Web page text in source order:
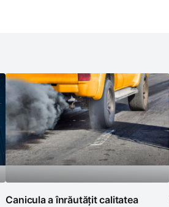
Canicula a înrăutățit calitatea